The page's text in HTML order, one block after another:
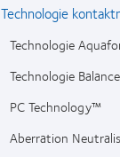
Technologie
Technologie
Technologie
PC Technology™
Aberration